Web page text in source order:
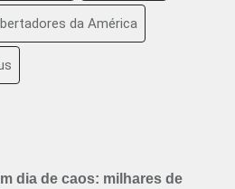
da América
dia de caos: milhares de